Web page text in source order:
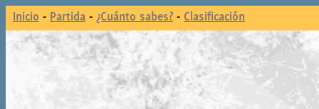
Inicio - Partida - ¿Cuánto sabes? - Clasificación